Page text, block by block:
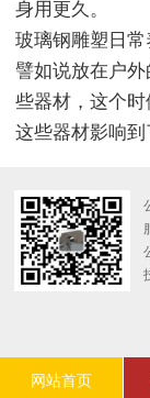
身用更久。
玻璃钢雕塑日常
譬如说放在户
些器材，这个
这些器材影响到
网站首页